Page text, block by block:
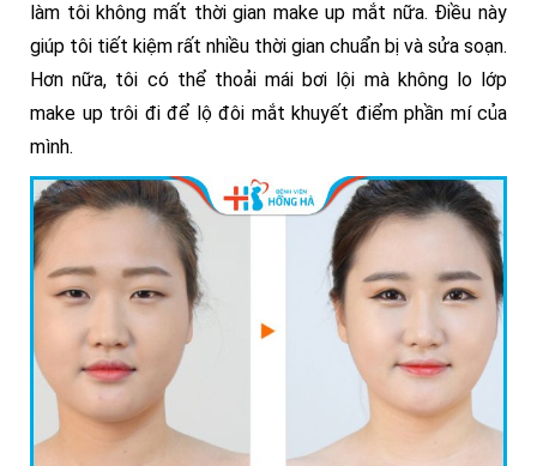
làm tôi không mất thời gian make up mắt nữa. Điều này
giúp tôi tiết kiệm rất nhiều thời gian chuẩn bị và sửa soạn.
Hơn nữa, tôi có thể thoải mái bơi lội mà không lo lớp
make up trôi đi để lộ đôi mắt khuyết điểm phần mí của
mình.